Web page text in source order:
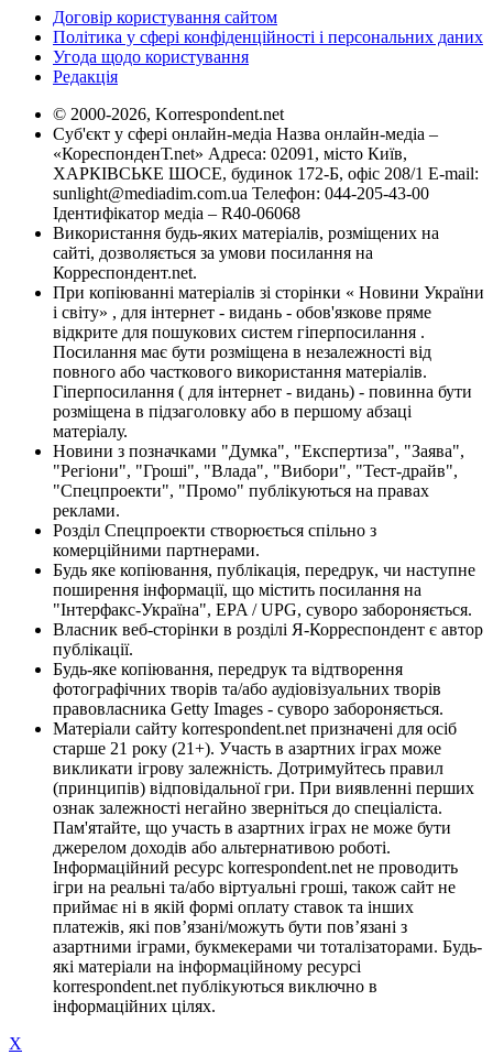
Договір користування сайтом
Політика у сфері конфіденційності і персональних даних
Угода щодо користування
Редакція
© 2000-2026, Korrespondent.net
Суб'єкт у сфері онлайн-медіа Назва онлайн-медіа –
«КореспонденТ.net» Адреса: 02091, місто Київ,
ХАРКІВСЬКЕ ШОСЕ, будинок 172-Б, офіс 208/1 E-mail:
sunlight@mediadim.com.ua Телефон: 044-205-43-00
Ідентифікатор медіа – R40-06068
Використання будь-яких матеріалів, розміщених на
сайті, дозволяється за умови посилання на
Корреспондент.net.
При копіюванні матеріалів зі сторінки « Новини України
і світу» , для інтернет - видань - обов'язкове пряме
відкрите для пошукових систем гіперпосилання .
Посилання має бути розміщена в незалежності від
повного або часткового використання матеріалів.
Гіперпосилання ( для інтернет - видань) - повинна бути
розміщена в підзаголовку або в першому абзаці
матеріалу.
Новини з позначками "Думка", "Експертиза", "Заява",
"Регіони", "Гроші", "Влада", "Вибори", "Тест-драйв",
"Спецпроекти", "Промо" публікуються на правах
реклами.
Розділ Спецпроекти створюється спільно з
комерційними партнерами.
Будь яке копіювання, публікація, передрук, чи наступне
поширення інформації, що містить посилання на
"Інтерфакс-Україна", EPA / UPG, суворо забороняється.
Власник веб-сторінки в розділі Я-Корреспондент є автор
публікації.
Будь-яке копіювання, передрук та відтворення
фотографічних творів та/або аудіовізуальних творів
правовласника Getty Images - суворо забороняється.
Матеріали сайту korrespondent.net призначені для осіб
старше 21 року (21+). Участь в азартних іграх може
викликати ігрову залежність. Дотримуйтесь правил
(принципів) відповідальної гри. При виявленні перших
ознак залежності негайно зверніться до спеціаліста.
Пам'ятайте, що участь в азартних іграх не може бути
джерелом доходів або альтернативою роботі.
Інформаційний ресурс korrespondent.net не проводить
ігри на реальні та/або віртуальні гроші, також сайт не
приймає ні в якій формі оплату ставок та інших
платежів, які пов’язані/можуть бути пов’язані з
азартними іграми, букмекерами чи тоталізаторами. Будь-
які матеріали на інформаційному ресурсі
korrespondent.net публікуються виключно в
інформаційних цілях.
X